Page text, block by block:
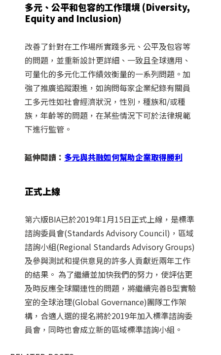
多元、公平和包容的工作環境 (Diversity,
Equity and Inclusion)
改善了針對在工作場所實踐多元、公平及包容等
的問題，並重新設計更詳細、一致且全球適用、
可量化的多元化工作績效衡量的一系列問題。加
強了推廣追蹤跟進，如詢問每家企業紀錄有關員
工多元性如社會經濟狀況，性別，種族和/或種
族，年齡等的問題，在某些情況下可於法律規範
下進行監管。
延伸閱讀： 多元與共融如何幫助企業取得勝利
正式上線
第六版BIA已於2019年1月15日正式上線，是標準
諮詢委員會(Standards Advisory Council)，區域
諮詢小組(Regional Standards Advisory Groups)
及參與測試和提供意見的許多人貢獻近兩年工作
的結果。 為了繼續並加快我們的努力，使評估更
及時反應全球關連性的問題，將繼續完善B型實驗
室的全球治理(Global Governance)團隊工作架
構，合適人選的提名將於2019年加入標準諮詢委
員會，同時也會成立新的區域標準諮詢小組。